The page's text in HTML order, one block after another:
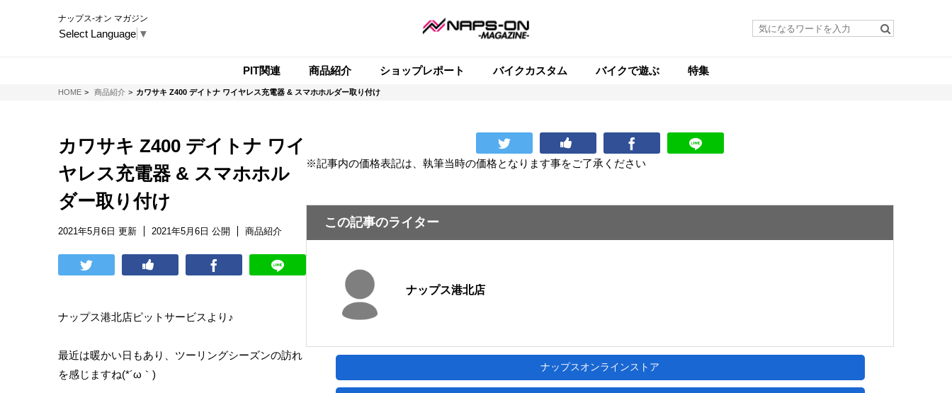
ナップス-オン マガジン
Select Language ▼
PIT関連 商品紹介 ショップレポート バイクカスタム バイクで遊ぶ 特集
HOMENAPS-ON マガジン
商品紹介 カワサキ Z400 デイトナ ワイヤレス充電器 & スマホホルダー取り付け
カワサキ Z400 デイトナ ワイ
ヤレス充電器 & スマホホル
ダー取り付け
2021年5月6日 更新 2021年5月6日 公開 商品紹介
ナップス港北店ピットサービスより♪
最近は暖かい日もあり、ツーリングシーズンの訪れ
を感じますね(*´ω｀)
※記事内の価格表記は、執筆当時の価格となります事をご了承ください
この記事のライター
ナップス港北店
ナップスオンラインストア